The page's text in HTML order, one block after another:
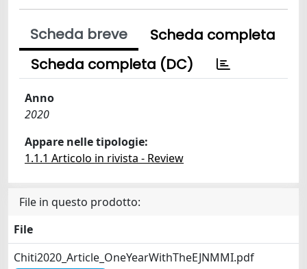
Scheda breve
Scheda completa
Scheda completa (DC)
Anno
2020
Appare nelle tipologie:
1.1.1 Articolo in rivista - Review
File in questo prodotto:
File
Chiti2020_Article_OneYearWithTheEJNMMI.pdf